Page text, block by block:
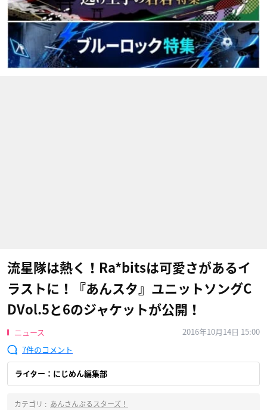
流星隊は熱く！Ra*bitsは可愛さがあるイ
ラストに！『あんスタ』ユニットソングC
DVol.5と6のジャケットが公開！
ニュース
2016年10月14日 15:00
7
ライター：にじめん編集部
カテゴリ : あんさんぶるスターズ！